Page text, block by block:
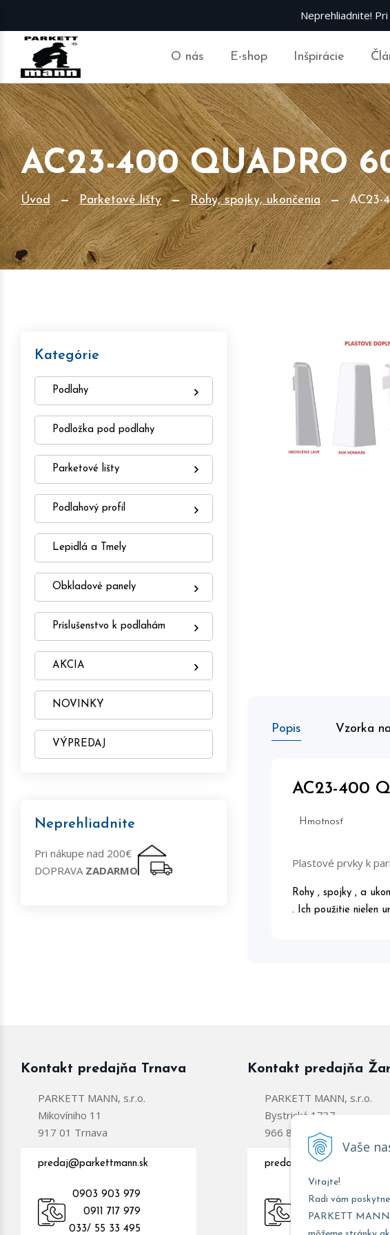
Vaše
Vitajte!
Radi vám
PARKETT MANN
Neprehliadnite!
O nás E-shop Inšpirácie
AC23-400 QUADRO
Úvod Parketové lišty Rohy, spojky, ukončenia AC23-
Kategórie
Podlahy
Podložka pod podlahy
Parketové lišty
Podlahový profil
Lepidlá a Tmely
Obkladové panely
Príslušenstvo k podlahám
AKCIA
NOVINKY
VÝPREDAJ
Neprehliadnite
Pri nákupe nad 200€
DOPRAVA ZADARMO
Popis Vzorka
AC23-400
Hmotnosť
Plastové prvky k
Rohy , spojky , a
. Ich použitie nielen
Kontakt predajňa Trnava
PARKETT MANN, s.r.o.
Mikovíniho 11
917 01 Trnava
predaj@parkettmann.sk
0903 903 979
0911 717 979
033/ 55 33 495
Kontakt predajňa
PARKETT MANN, s.r.o.
Bystrická 1737
966 81 Žarnovica
predajzc@parkettmann.sk
0911 903 979
0902 907 979